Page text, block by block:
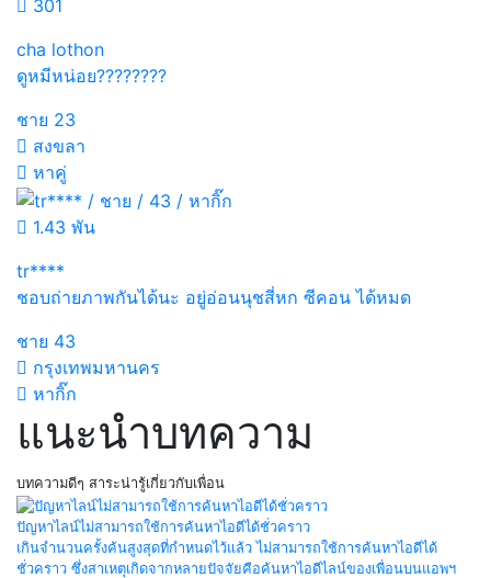
301
cha lothon
ดูหมีหน่อย????????
ชาย 23
สงขลา
หาคู่
1.43 พัน
tr****
ชอบถ่ายภาพกันได้นะ อยู่อ่อนนุชสี่หก ซีคอน ได้หมด
ชาย 43
กรุงเทพมหานคร
หากิ๊ก
แนะนำบทความ
บทความดีๆ สาระน่ารู้เกี่ยวกับเพื่อน
ปัญหาไลน์ไม่สามารถใช้การค้นหาไอดีได้ชั่วคราว
เกินจำนวนครั้งค้นสูงสุดที่กำหนดไว้แล้ว ไม่สามารถใช้การค้นหาไอดีได้
ชั่วคราว ซึ่งสาเหตุเกิดจากหลายปัจจัยคือค้นหาไอดีไลน์ของเพื่อนบนแอพฯ